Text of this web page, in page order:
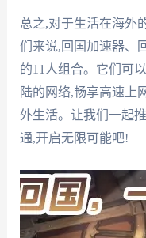
总之,对于生活在海外
们来说,回国加速器、
的11人组合。它们可
陆的网络,畅享高速上
外生活。让我们一起
通,开启无限可能吧!